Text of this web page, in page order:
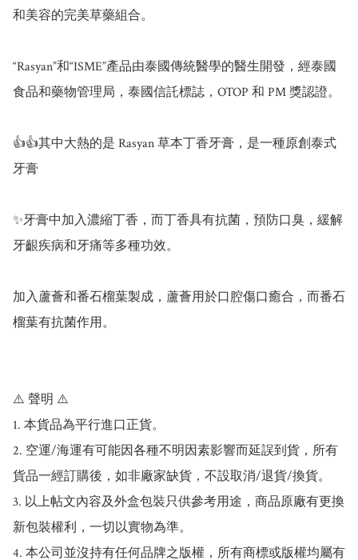
和美容的完美草藥組合。
“Rasyan”和“ISME”產品由泰國傳統醫學的醫生開發，經泰國
食品和藥物管理局，泰國信託標誌，OTOP 和 PM 獎認證。
👍👍其中大熱的是 Rasyan 草本丁香牙膏，是一種原創泰式
牙膏
✨牙膏中加入濃縮丁香，而丁香具有抗菌，預防口臭，緩解
牙齦疾病和牙痛等多種功效。
加入蘆薈和番石榴葉製成，蘆薈用於口腔傷口癒合，而番石
榴葉有抗菌作用。
⚠️ 聲明 ⚠️
1. 本貨品為平行進口正貨。
2. 空運/海運有可能因各種不明因素影響而延誤到貨，所有
貨品一經訂購後，如非廠家缺貨，不設取消/退貨/換貨。
3. 以上帖文內容及外盒包裝只供參考用途，商品原廠有更換
新包裝權利，一切以實物為準。
4. 本公司並沒持有任何品牌之版權，所有商標或版權均屬有